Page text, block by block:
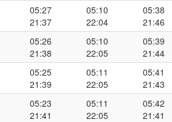
05:27
21:37
05:10
22:04
05:38
21:46
05:26
21:38
05:10
22:05
05:39
21:44
05:25
21:39
05:11
22:05
05:41
21:43
05:23
21:41
05:11
22:05
05:42
21:41